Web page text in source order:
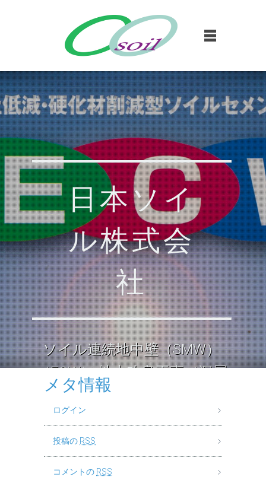
日本ソイ
ル株式会
社
ソイル連続地中壁（SMW）
（ECW） 地中改良工事（深層
混合処理工法） ロックソイル
メタ情報
ログイン
投稿の RSS
コメントの RSS